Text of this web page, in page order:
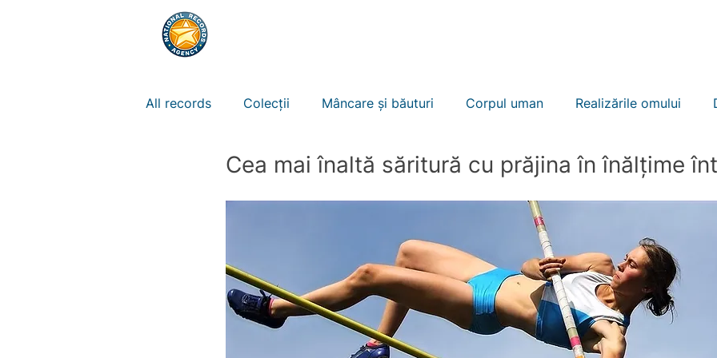
All records Colecții Mâncare și băuturi Corpul uman Realizările omului
Animale Sport Evenimente Oameni celebri Constructii
Cea mai înaltă săritură cu prăjina în înălțime